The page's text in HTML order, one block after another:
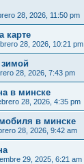
28, 2026, 11:50 pm
карте
28, 2026, 10:21 pm
28, 2026, 7:43 pm
в минске
28, 2026, 4:35 pm
в минске
28, 2026, 9:42 am
29, 2025, 6:21 am